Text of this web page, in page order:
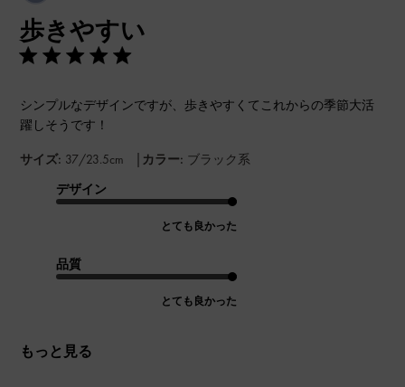
歩きやすい
シンプルなデザインですが、歩きやすくてこれからの季節大活
躍しそうです！
サイズ: 37/23.5cm | カラー: ブラック系
デザイン
とても良かった
品質
とても良かった
もっと見る